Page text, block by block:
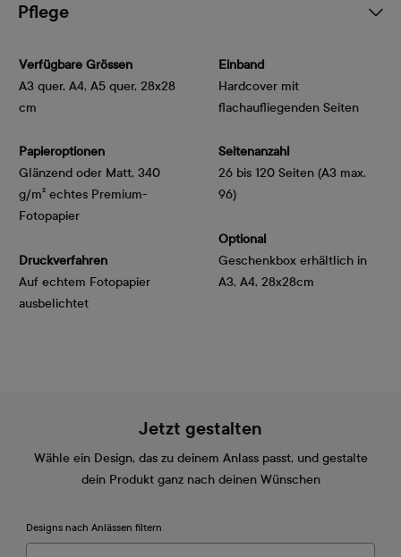
Pflege
Verfügbare Grössen
A3 quer, A4, A5 quer, 28x28
cm
Papieroptionen
Glänzend oder Matt, 340
g/m² echtes Premium-
Fotopapier
Druckverfahren
Auf echtem Fotopapier
ausbelichtet
Einband
Hardcover mit
flachaufliegenden Seiten
Seitenanzahl
26 bis 120 Seiten (A3 max.
96)
Optional
Geschenkbox erhältlich in
A3, A4, 28x28cm
Jetzt gestalten
Wähle ein Design, das zu deinem Anlass passt, und gestalte
dein Produkt ganz nach deinen Wünschen
Designs nach Anlässen filtern